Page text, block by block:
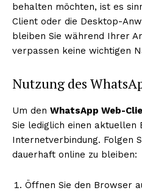
behalten möchten, ist es
Client oder die Desktop-
bleiben Sie während Ihrer
verpassen keine wichtigen
Nutzung des
Um den WhatsApp Web-
Sie lediglich einen aktuellen
Internetverbindung. Folgen
dauerhaft online zu bleiben:
Öffnen Sie den Browser